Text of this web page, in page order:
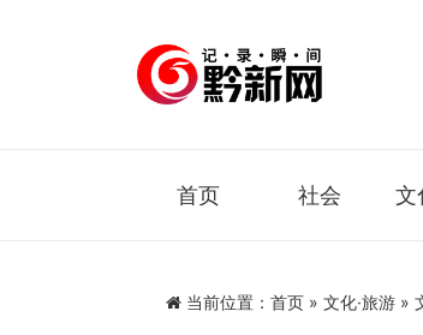
首页 社会 文
当前位置： 首页 » 文化·旅游 »